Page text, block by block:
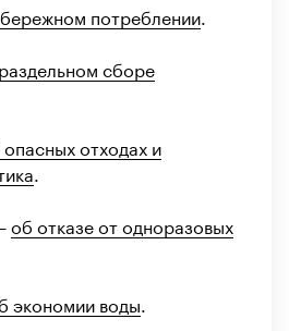
потреблении
сборе
отходах и
об отказе от одноразовых
экономии воды